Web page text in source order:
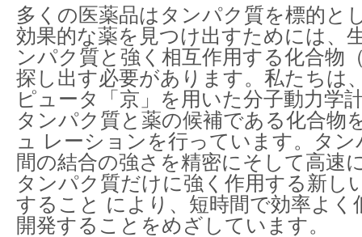
多くの医薬品はタンパク質を標的と
効果的な薬を見つけ出すためには、
ンパク質と強く相互作用する化合物
探し出す必要があります。私たちは
ピュータ「京」を用いた分子動力学
タンパク質と薬の候補である化合物
ュ レーションを行っています。タ
間の結合の強さを精密にそして高速
タンパク質だけに強く作用する新し
すること により、短時間で効率よく
開発することをめざしています。